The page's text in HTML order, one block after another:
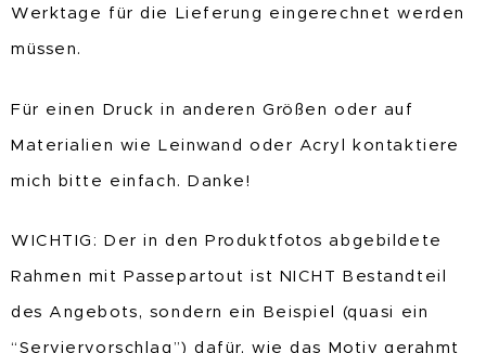
Werktage für die Lieferung eingerechnet werden
müssen.
Für einen Druck in anderen Größen oder auf
Materialien wie Leinwand oder Acryl kontaktiere
mich bitte einfach. Danke!
WICHTIG: Der in den Produktfotos abgebildete
Rahmen mit Passepartout ist NICHT Bestandteil
des Angebots, sondern ein Beispiel (quasi ein
“Serviervorschlag”) dafür, wie das Motiv gerahmt